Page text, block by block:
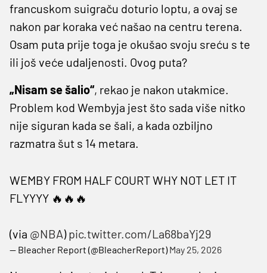
francuskom suigraču doturio loptu, a ovaj se
nakon par koraka već našao na centru terena.
Osam puta prije toga je okušao svoju sreću s te
ili još veće udaljenosti. Ovog puta?
„Nisam se šalio“, rekao je nakon utakmice.
Problem kod Wembyja jest što sada više nitko
nije siguran kada se šali, a kada ozbiljno
razmatra šut s 14 metara.
WEMBY FROM HALF COURT WHY NOT LET IT
FLYYYY 🔥🔥🔥
(via @NBA)pic.twitter.com/La68baYj29
— Bleacher Report (@BleacherReport)May 25, 2026